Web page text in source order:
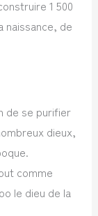
1 500
naissance, de
de se purifier
dieux,
comme
le dieu de la